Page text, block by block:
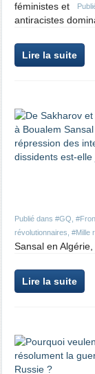
féministes et
antiracistes
Lire la suite
Publié dans #GQ
révolutionnaires #Mille
Sansal en
Lire la suite